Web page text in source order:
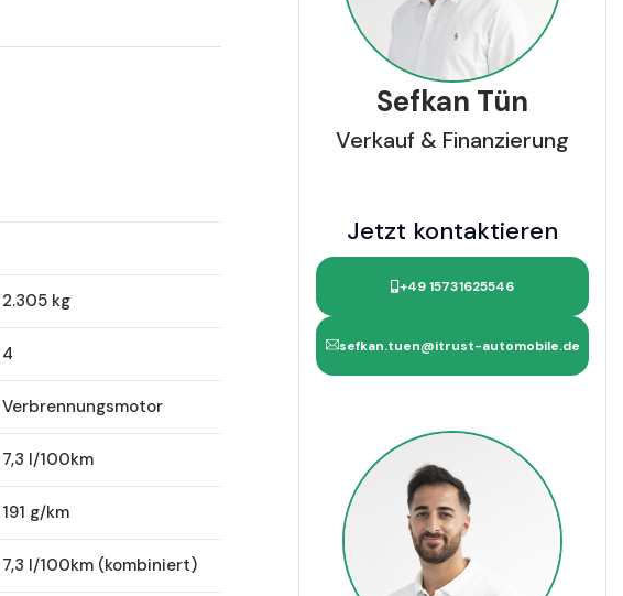
2.305 kg
4
Verbrennungsmotor
7,3 l/100km
191 g/km
7,3 l/100km (kombiniert)
Sefkan Tün
Verkauf & Finanzierung
Jetzt kontaktieren
+49 15731625546
sefkan.tuen@itrust-automobile.de